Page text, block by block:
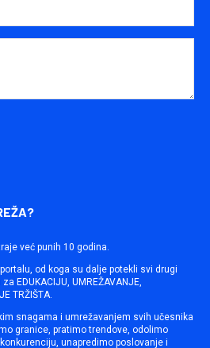
već punih 10 godina.
od koga su dalje potekli svi drugi
EDUKACIJU, UMREŽAVANJE,
TRŽIŠTA.
snagama i umrežavanjem svih učesnika
granice, pratimo trendove, odolimo
unapredimo poslovanje i